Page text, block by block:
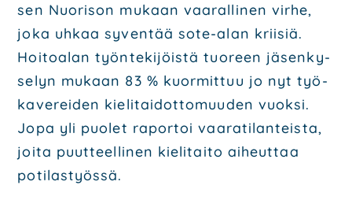
sen Nuo­ri­son mukaan vaa­ral­li­nen vir­he,
joka uhkaa syven­tää sote-alan krii­siä.
Hoi­toa­lan työn­te­ki­jöis­tä tuo­reen jäsen­ky­
se­lyn mukaan 83 % kuor­mit­tuu jo nyt työ­
ka­ve­rei­den kie­li­tai­dot­to­muu­den vuok­si.
Jopa yli puo­let rapor­toi vaa­ra­ti­lan­teis­ta,
joi­ta puut­teel­li­nen kie­li­tai­to aiheut­taa
poti­las­työs­sä.